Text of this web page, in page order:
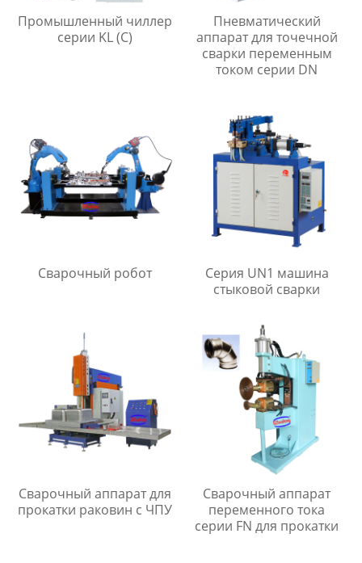
Промышленный чиллер
серии KL (C)
Пневматический
аппарат для точечной
сварки переменным
током серии DN
Сварочный робот
Серия UN1 машина
стыковой сварки
Сварочный аппарат для
прокатки раковин с ЧПУ
Сварочный аппарат
переменного тока
серии FN для прокатки